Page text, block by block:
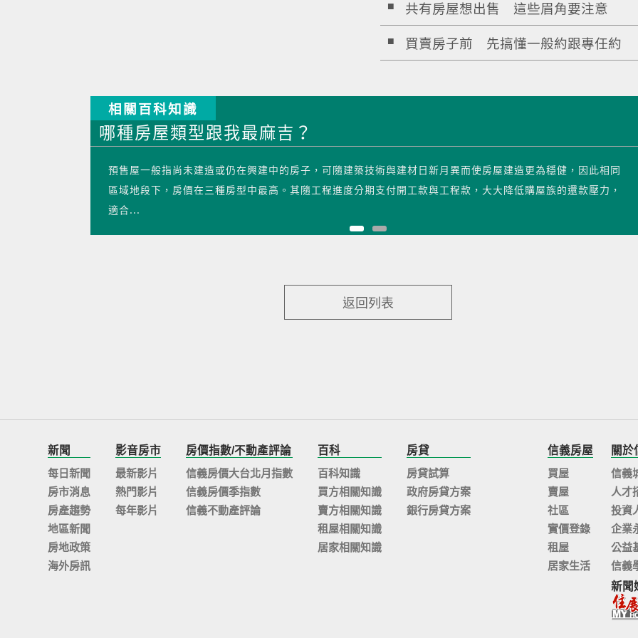
共有房屋想出售 這些眉角要注意
買賣房子前 先搞懂一般約跟專任約
相關百科知識
哪種房屋類型跟我最麻吉？
預售屋一般指尚未建造或仍在興建中的房子，可隨建築技術與建材日新月異而使房屋建造更為穩健，因此相同
區域地段下，房價在三種房型中最高。其隨工程進度分期支付開工款與工程款，大大降低購屋族的還款壓力，
適合...
返回列表
新聞
每日新聞
房市消息
房產趨勢
地區新聞
房地政策
海外房訊
影音房市
最新影片
熱門影片
每年影片
房價指數/不動產評論
信義房價大台北月指數
信義房價季指數
信義不動產評論
百科
百科知識
買方相關知識
賣方相關知識
租屋相關知識
居家相關知識
房貸
房貸試算
政府房貸方案
銀行房貸方案
信義房屋
買屋
賣屋
社區
實價登錄
租屋
居家生活
關於
信義
人才
投資
企業
公益
信義
新聞